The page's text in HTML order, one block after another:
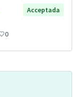
Acceptada
0